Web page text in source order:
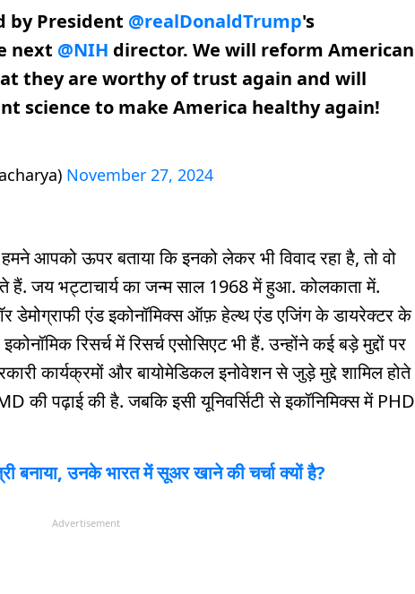
by President @realDonaldTrump's
next @NIH director. We will reform American
they are worthy of trust again and will
science to make America healthy again!
November 27, 2024
आपको ऊपर बताया कि इनको लेकर भी विवाद रहा है, तो वो
हैं. जय भट्टाचार्य का जन्म साल 1968 में हुआ. कोलकाता में.
डेमोग्राफी एंड इकोनॉमिक्स ऑफ़ हेल्थ एंड एजिंग के डायरेक्टर के
रिसर्च में रिसर्च एसोसिएट भी हैं. उन्होंने कई बड़े मुद्दों पर
कार्यक्रमों और बायोमेडिकल इनोवेशन से जुड़े मुद्दे शामिल होते
की पढ़ाई की है. जबकि इसी यूनिवर्सिटी से इकॉनिमिक्स में PHD
बनाया, उनके भारत में सूअर खाने की चर्चा क्यों है?
Advertisement